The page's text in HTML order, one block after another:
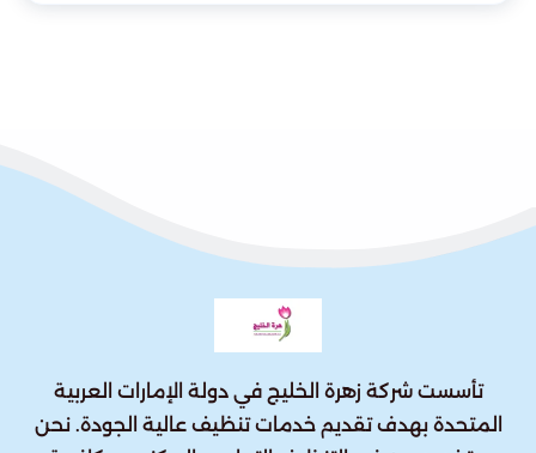
تأسست شركة زهرة الخليج في دولة الإمارات العربية
المتحدة بهدف تقديم خدمات تنظيف عالية الجودة. نحن